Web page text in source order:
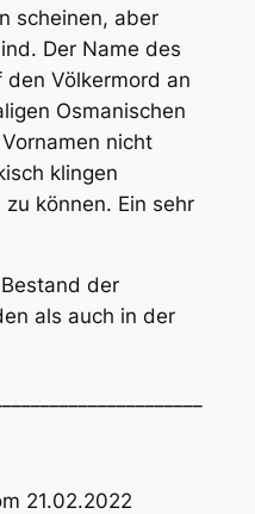
scheinen, aber
Der Name des
Völkermord an
Osmanischen
nicht
klingen
können. Ein sehr
der
als auch in der
21.02.2022